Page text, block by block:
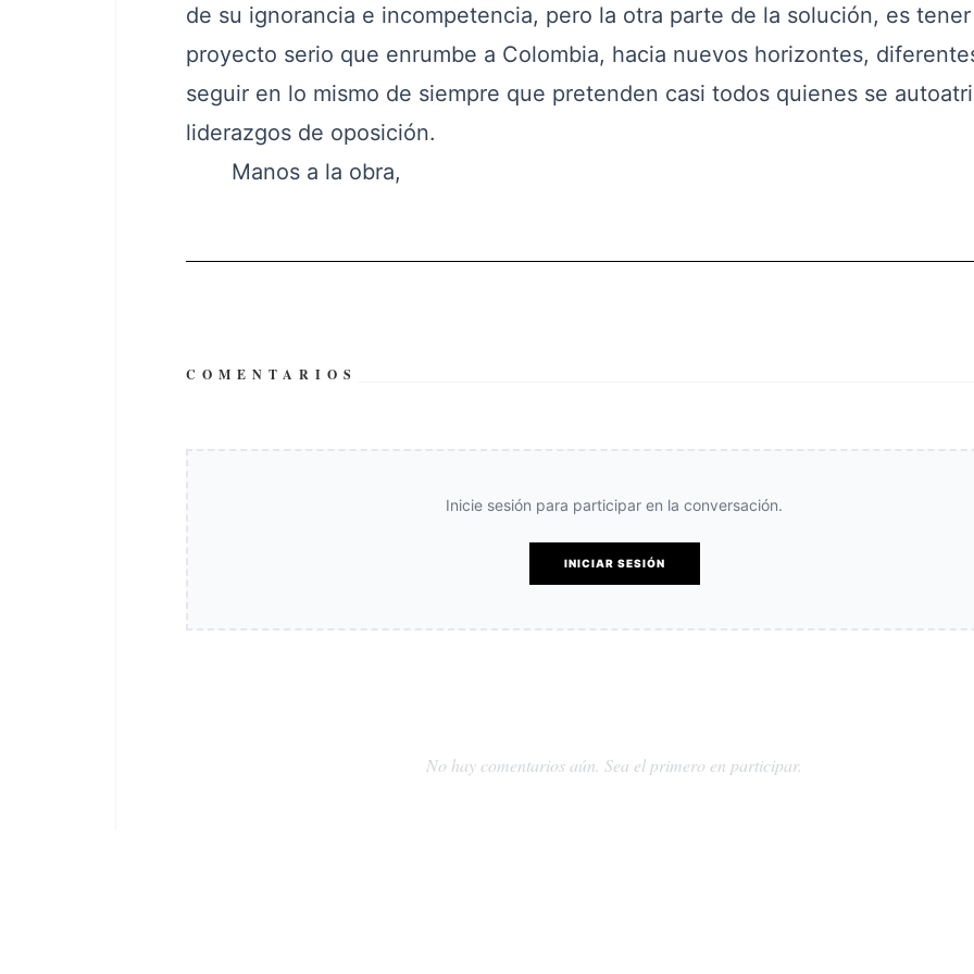
de su ignorancia e incompetencia, pero la otra parte de la solución, es
proyecto serio que enrumbe a Colombia, hacia nuevos horizontes,
seguir en lo mismo de siempre que pretenden casi todos quienes se
liderazgos de oposición.
Manos a la obra,
COMENTARIOS
Inicie sesión para participar en la conversación.
INICIAR SESIÓN
No hay comentarios aún. Sea el primero en participar.